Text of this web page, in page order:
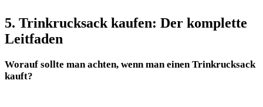
5. Trinkrucksack kaufen:‌ Der komplette
Leitfaden
Worauf sollte‍ man achten, wenn man einen Trinkrucksack
kauft?